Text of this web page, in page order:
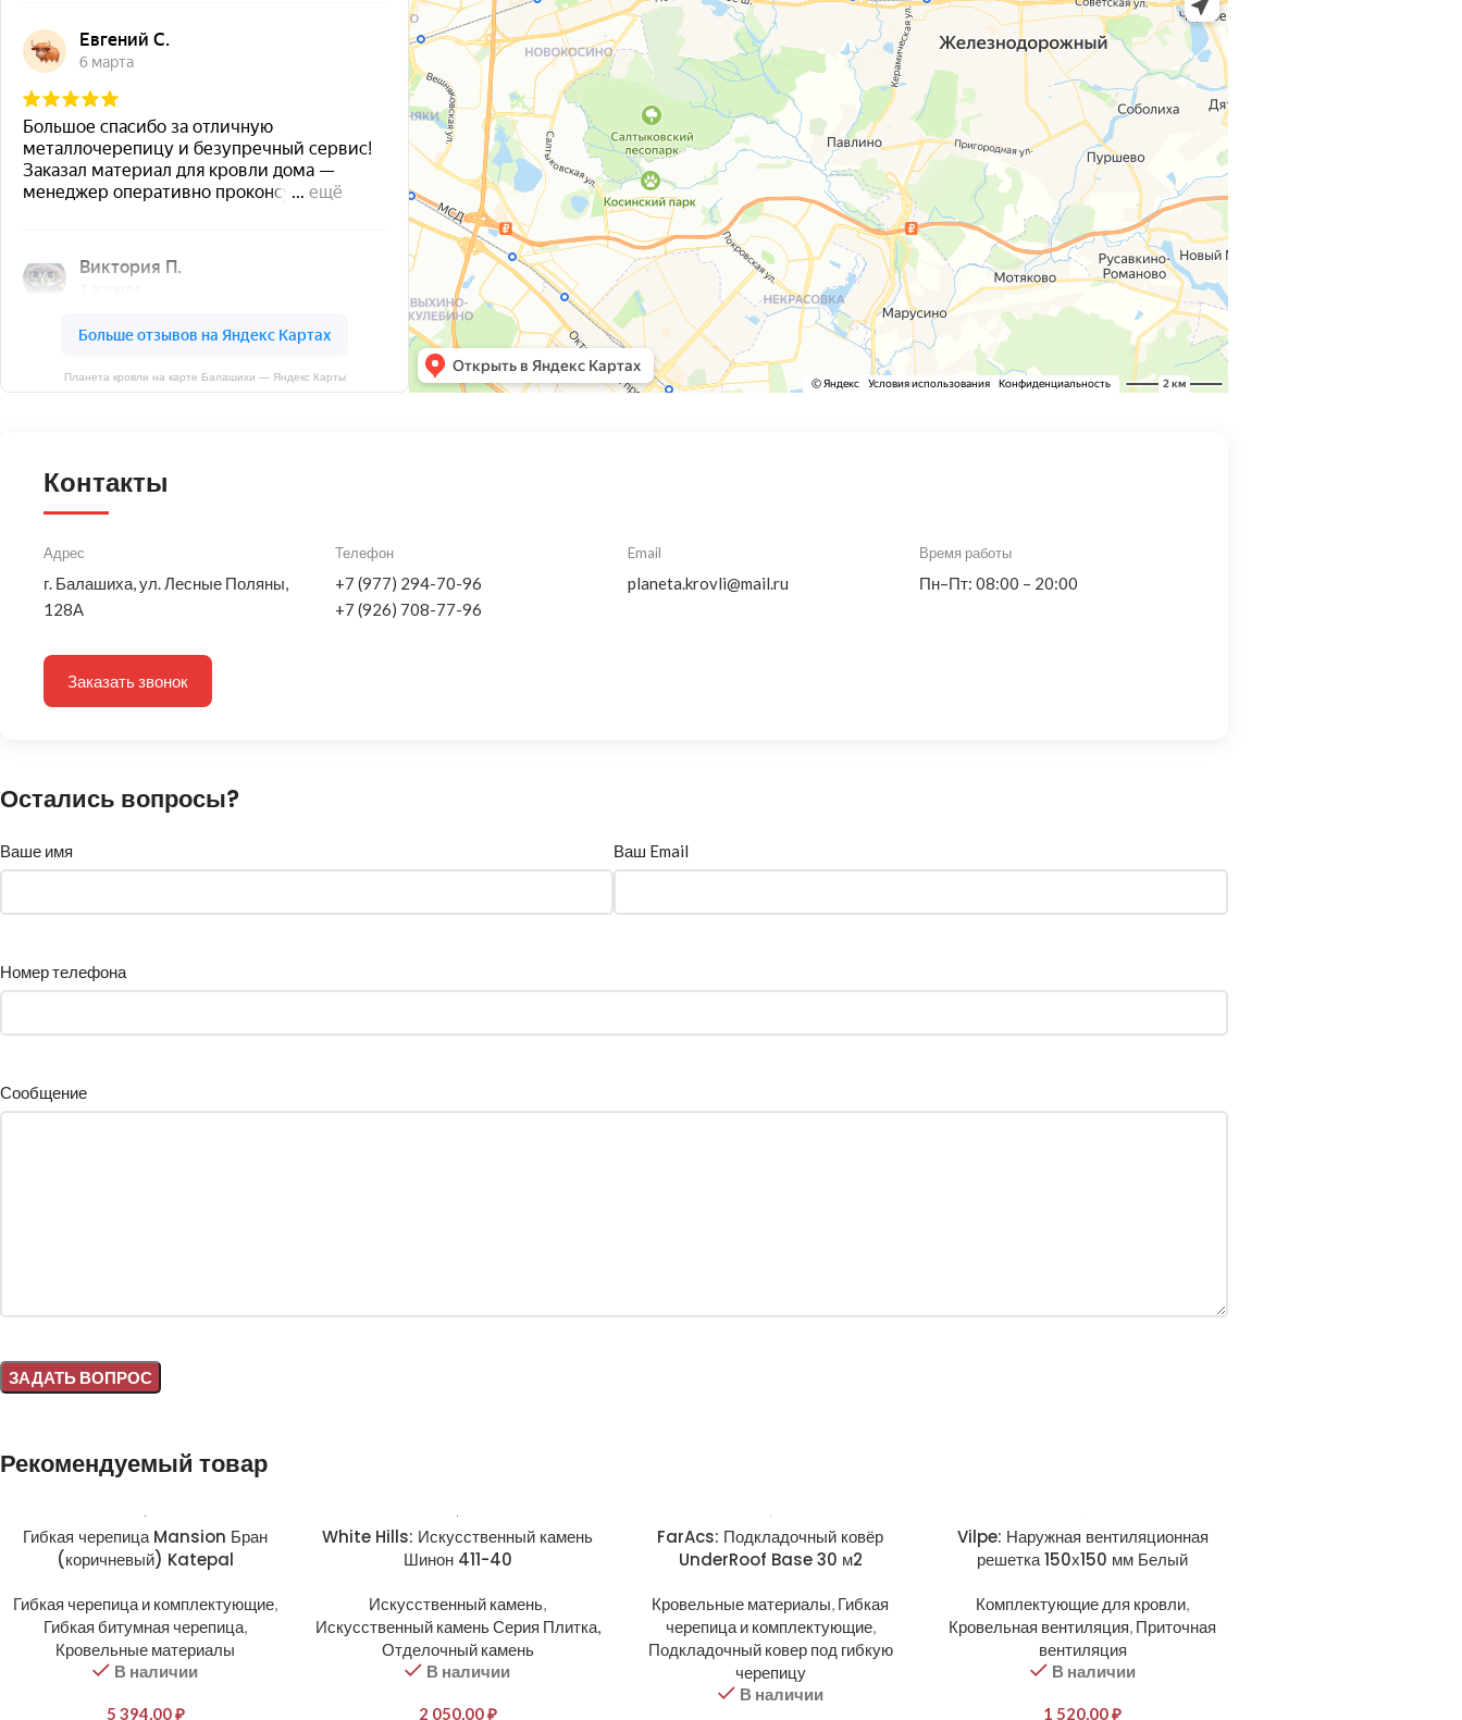
Планета кровли на карте Балашихи — Яндекс Карты
Контакты
Адрес
г. Балашиха, ул. Лесные Поляны,
128А
Телефон
+7 (977) 294-70-96
+7 (926) 708-77-96
Email
planeta.krovli@mail.ru
Время работы
Пн–Пт: 08:00 – 20:00
Заказать звонок
Остались вопросы?
Ваше имя Ваш Email
Номер телефона
Сообщение
Рекомендуемый товар
Гибкая черепица Mansion Бран
(коричневый) Katepal
Гибкая черепица и комплектующие,
Гибкая битумная черепица,
Кровельные материалы
В наличии
5 394,00₽
White Hills: Искусственный камень
Шинон 411-40
Искусственный камень,
Искусственный камень Серия Плитка,
Отделочный камень
В наличии
2 050,00₽
FarAcs: Подкладочный ковёр
UnderRoof Base 30 м2
Кровельные материалы, Гибкая
черепица и комплектующие,
Подкладочный ковер под гибкую
черепицу
В наличии
Vilpe: Наружная вентиляционная
решетка 150х150 мм Белый
Комплектующие для кровли,
Кровельная вентиляция, Приточная
вентиляция
В наличии
1 520,00₽